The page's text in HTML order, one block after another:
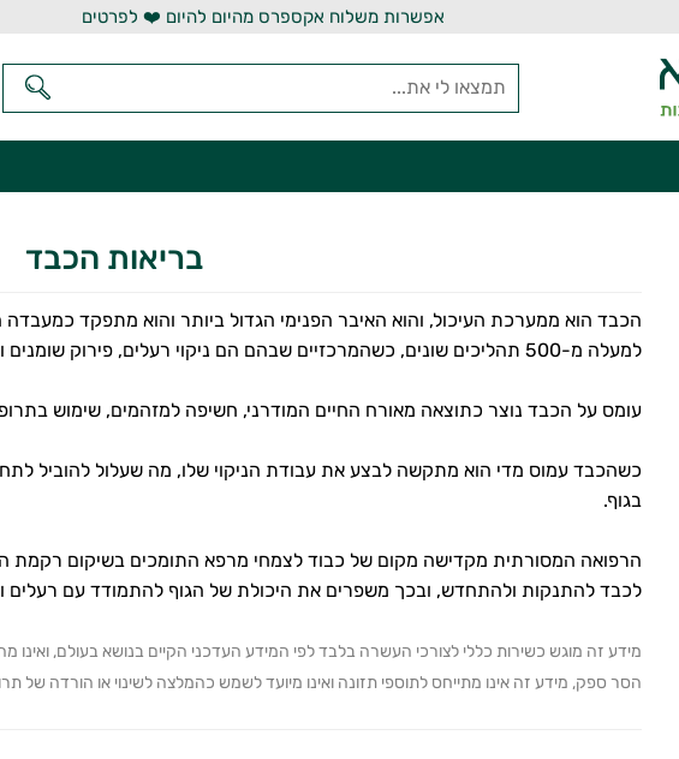
אפשרות משלוח אקספרס מהיום להיום ❤️ לפרטים
בריאות הכבד
הכבד הוא ממערכת העיכול, והוא האיבר הפנימי הגדול ביותר והוא מתפקד
למעלה מ-500 תהליכים שונים, כשהמרכזיים שבהם הם ניקוי רעלים, פירוק שומנים והפיכת המזון שאנחנו אוכלים לאנרגיה זמינה לתאים.
עומס על הכבד נוצר כתוצאה מאורח החיים המודרני, חשיפה למזהמים, שימוש
כשהכבד עמוס מדי הוא מתקשה לבצע את עבודת הניקוי שלו, מה שעלול להוביל
בגוף.
הרפואה המסורתית מקדישה מקום של כבוד לצמחי מרפא התומכים בשיקום רקמת
לכבד להתנקות ולהתחדש, ובכך משפרים את היכולת של הגוף להתמודד עם רעלים
מידע זה מוגש כשירות כללי לצורכי העשרה בלבד לפי המידע העדכני הקיים בנושא בעולם, ואינו
הסר ספק, מידע זה אינו מתייחס לתוספי תזונה ואינו מיועד לשמש כהמלצה לשינוי או הורדה של